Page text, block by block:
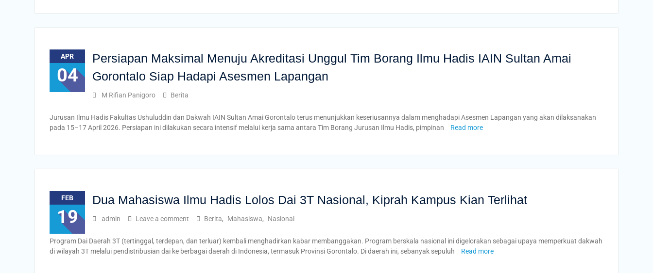
APR
04
Persiapan Maksimal Menuju Akreditasi Unggul Tim Borang Ilmu Hadis IAIN Sultan Amai
Gorontalo Siap Hadapi Asesmen Lapangan
M Rifian Panigoro Berita
Jurusan Ilmu Hadis Fakultas Ushuluddin dan Dakwah IAIN Sultan Amai Gorontalo terus menunjukkan keseriusannya dalam menghadapi Asesmen Lapangan yang akan dilaksanakan
pada 15–17 April 2026. Persiapan ini dilakukan secara intensif melalui kerja sama antara Tim Borang Jurusan Ilmu Hadis, pimpinan
Read more
FEB
19
Dua Mahasiswa Ilmu Hadis Lolos Dai 3T Nasional, Kiprah Kampus Kian Terlihat
admin Leave a comment Berita, Mahasiswa, Nasional
Program Dai Daerah 3T (tertinggal, terdepan, dan terluar) kembali menghadirkan kabar membanggakan. Program berskala nasional ini digelorakan sebagai upaya memperkuat dakwah
di wilayah 3T melalui pendistribusian dai ke berbagai daerah di Indonesia, termasuk Provinsi Gorontalo. Di daerah ini, sebanyak sepuluh
Read more